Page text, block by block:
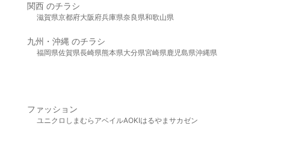
関西 のチラシ
滋賀県京都府大阪府兵庫県奈良県和歌山県
九州・沖縄 のチラシ
福岡県佐賀県長崎県熊本県大分県宮崎県鹿児島県沖縄県
ファッション
ユニクロ しまむら アベイルAOKIはるやま サカゼン